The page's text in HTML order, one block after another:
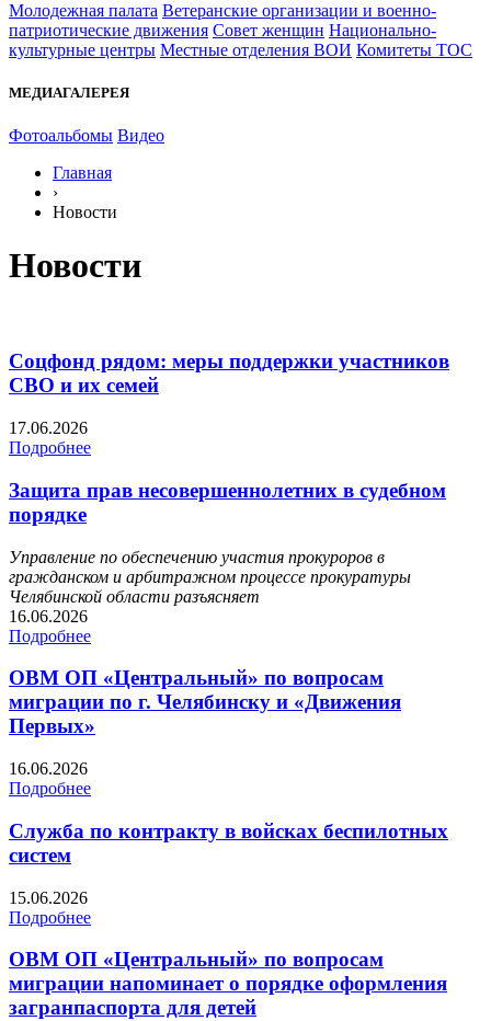
Молодежная палата Ветеранские организации и военно-
патриотические движения Совет женщин Национально-
культурные центры Местные отделения ВОИ Комитеты ТОС
МЕДИАГАЛЕРЕЯ
Фотоальбомы Видео
Главная
›
Новости
Новости
Соцфонд рядом: меры поддержки участников
СВО и их семей
17.06.2026
Подробнее
Защита прав несовершеннолетних в судебном
порядке
Управление по обеспечению участия прокуроров в
гражданском и арбитражном процессе прокуратуры
Челябинской области разъясняет
16.06.2026
Подробнее
ОВМ ОП «Центральный» по вопросам
миграции по г. Челябинску и «Движения
Первых»
16.06.2026
Подробнее
Служба по контракту в войсках беспилотных
систем
15.06.2026
Подробнее
ОВМ ОП «Центральный» по вопросам
миграции напоминает о порядке оформления
загранпаспорта для детей